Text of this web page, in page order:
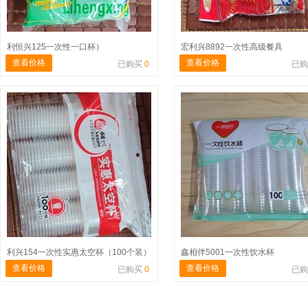
利恒兴125一次性一口杯）
查看价格
已购买 0
宏利兴8892一次性高级餐具
查看价格
已
利兴154一次性实惠太空杯（100个装）
查看价格
已购买 0
鑫相伴5001一次性饮水杯
查看价格
已